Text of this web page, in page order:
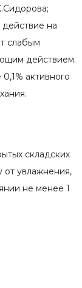
на
слабым
действием.
активного
складских
увлажнения,
не менее 1